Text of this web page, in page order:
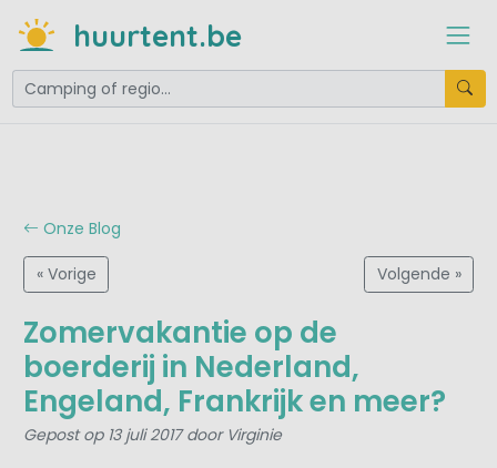
huurtent.be
Onze Blog
« Vorige Volgende »
Zomervakantie op de
boerderij in Nederland,
Engeland, Frankrijk en meer?
Gepost op 13 juli 2017 door Virginie